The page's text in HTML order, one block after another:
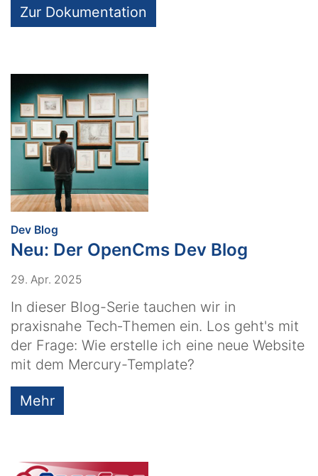
Zur Dokumentation
Dev Blog
Neu: Der OpenCms Dev Blog
29. Apr. 2025
In dieser Blog-Serie tauchen wir in
praxisnahe Tech‑Themen ein. Los geht's mit
der Frage: Wie erstelle ich eine neue Website
mit dem Mercury-Template?
Mehr